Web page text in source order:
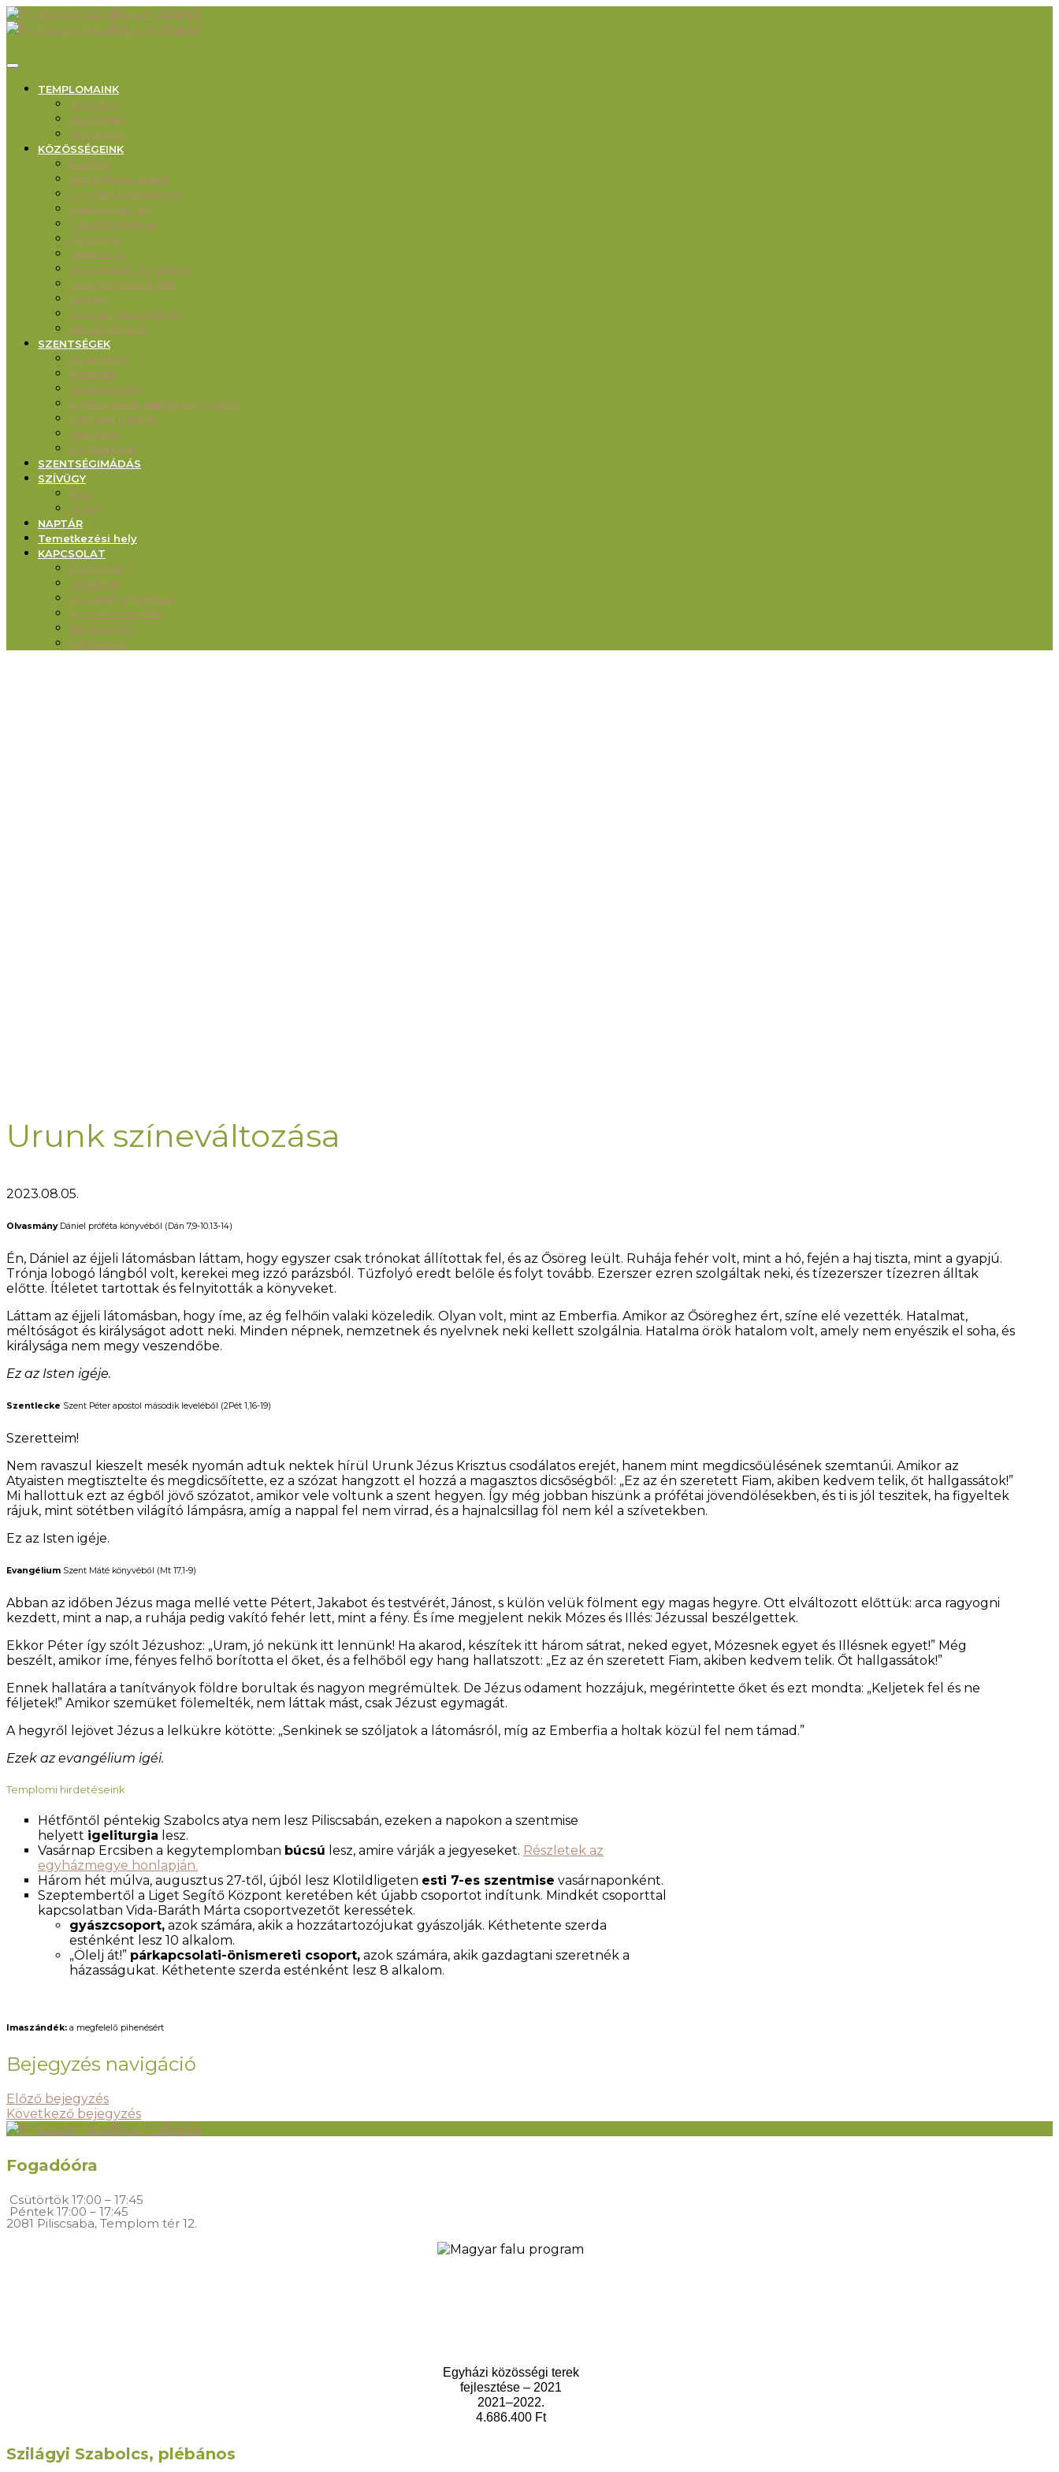
TEMPLOMAINK
Piliscsaba
Klotildliget
Pilisjászfalu
KÖZÖSSÉGEINK
Karitász
Ifjúsági közösségek
Családos közösségek
Imaközösségek
Felnőtt katekézis
Ökumené
Misekuckó
Művészetek, önképzés
Liget Segítőszolgálat
Rendek
Oktatási intézmények
Idősek otthona
SZENTSÉGEK
Keresztség
Bérmálás
Oltáriszentség
Bűnbocsánat szentsége (gyónás)
Betegek kenete
Házasság
Egyházi rend
SZENTSÉGIMÁDÁS
SZÍVÜGY
Blog
Újság
NAPTÁR
Temetkezési hely
KAPCSOLAT
Elérhetőség
Stóladíjak
Egyházi hozzájárulás
Képviselő-testület
Alapítványok
Pályázatok
Urunk színeváltozása
2023.08.05.
OlvasmányDániel próféta könyvéből (Dán 7,9-10.13-14)
Én, Dániel az éjjeli látomásban láttam, hogy egyszer csak trónokat állítottak fel, és az Ősöreg leült. Ruhája fehér volt, mint a hó, fején a haj tiszta, mint a gyapjú.
Trónja lobogó lángból volt, kerekei meg izzó parázsból. Tűzfolyó eredt belőle és folyt tovább. Ezerszer ezren szolgáltak neki, és tízezerszer tízezren álltak
előtte. Ítéletet tartottak és felnyitották a könyveket.
Láttam az éjjeli látomásban, hogy íme, az ég felhőin valaki közeledik. Olyan volt, mint az Emberfia. Amikor az Ősöreghez ért, színe elé vezették. Hatalmat,
méltóságot és királyságot adott neki. Minden népnek, nemzetnek és nyelvnek neki kellett szolgálnia. Hatalma örök hatalom volt, amely nem enyészik el soha, és
királysága nem megy veszendőbe.
Ez az Isten igéje.
Szentlecke Szent Péter apostol második leveléből (2Pét 1,16-19)
Szeretteim!
Nem ravaszul kieszelt mesék nyomán adtuk nektek hírül Urunk Jézus Krisztus csodálatos erejét, hanem mint megdicsőülésének szemtanúi. Amikor az
Atyaisten megtisztelte és megdicsőítette, ez a szózat hangzott el hozzá a magasztos dicsőségből: „Ez az én szeretett Fiam, akiben kedvem telik, őt hallgassátok!”
Mi hallottuk ezt az égből jövő szózatot, amikor vele voltunk a szent hegyen. Így még jobban hiszünk a prófétai jövendölésekben, és ti is jól teszitek, ha figyeltek
rájuk, mint sötétben világító lámpásra, amíg a nappal fel nem virrad, és a hajnalcsillag föl nem kél a szívetekben.
Ez az Isten igéje.
Evangélium Szent Máté könyvéből (Mt 17,1-9)
Abban az időben Jézus maga mellé vette Pétert, Jakabot és testvérét, Jánost, s külön velük fölment egy magas hegyre. Ott elváltozott előttük: arca ragyogni
kezdett, mint a nap, a ruhája pedig vakító fehér lett, mint a fény. És íme megjelent nekik Mózes és Illés: Jézussal beszélgettek.
Ekkor Péter így szólt Jézushoz: „Uram, jó nekünk itt lennünk! Ha akarod, készítek itt három sátrat, neked egyet, Mózesnek egyet és Illésnek egyet!” Még
beszélt, amikor íme, fényes felhő borította el őket, és a felhőből egy hang hallatszott: „Ez az én szeretett Fiam, akiben kedvem telik. Őt hallgassátok!”
Ennek hallatára a tanítványok földre borultak és nagyon megrémültek. De Jézus odament hozzájuk, megérintette őket és ezt mondta: „Keljetek fel és ne
féljetek!” Amikor szemüket fölemelték, nem láttak mást, csak Jézust egymagát.
A hegyről lejövet Jézus a lelkükre kötötte: „Senkinek se szóljatok a látomásról, míg az Emberfia a holtak közül fel nem támad.”
Ezek az evangélium igéi.
Templomi hirdetéseink
Hétfőntől péntekig Szabolcs atya nem lesz Piliscsabán, ezeken a napokon a szentmise
helyett igeliturgia lesz.
Vasárnap Ercsiben a kegytemplomban búcsú lesz, amire várják a jegyeseket. Részletek az
egyházmegye honlapján.
Három hét múlva, augusztus 27-től, újból lesz Klotildligeten esti 7-es szentmise vasárnaponként.
Szeptembertől a Liget Segítő Központ keretében két újabb csoportot indítunk. Mindkét csoporttal
kapcsolatban Vida-Baráth Márta csoportvezetőt keressétek.
gyászcsoport, azok számára, akik a hozzátartozójukat gyászolják. Kéthetente szerda
esténként lesz 10 alkalom.
„Ölelj át!” párkapcsolati-önismereti csoport, azok számára, akik gazdagtani szeretnék a
házasságukat. Kéthetente szerda esténként lesz 8 alkalom.
Imaszándék: a megfelelő pihenésért
Bejegyzés navigáció
Előző bejegyzés
Következő bejegyzés
Fogadóóra
Csütörtök 17:00 – 17:45
Péntek 17:00 – 17:45
2081 Piliscsaba, Templom tér 12.
Egyházi közösségi terek
fejlesztése – 2021
2021–2022.
4.686.400 Ft
Szilágyi Szabolcs, plébános